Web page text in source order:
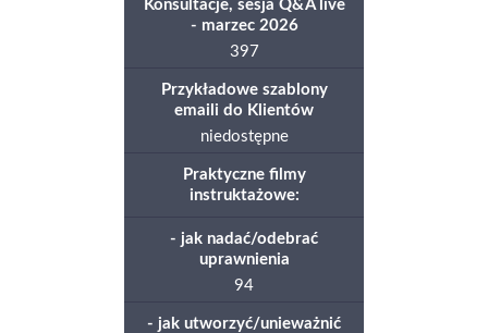
Konsultacje, sesja Q&A live
- marzec 2026
397
Przykładowe szablony
emaili do Klientów
niedostępne
Praktyczne filmy
instruktażowe:
- jak nadać/odebrać
uprawnienia
94
- jak utworzyć/unieważnić